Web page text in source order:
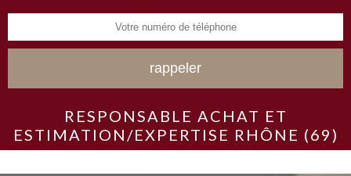
RESPONSABLE ACHAT ET
ESTIMATION/EXPERTISE RHÔNE (69)